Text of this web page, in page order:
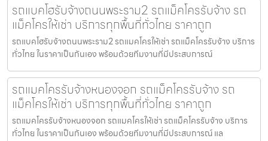
รถแบคโฮรับจ้างถนนพระราม2 รถแม็คโครรับจ้าง รถ
แม็คโครให้เช่า บริการทุกพื้นที่ทั่วไทย ราคาถูก
รถแบคโฮรับจ้างถนนพระราม2 รถแมคโครให้เช่า รถแม็คโครรับจ้าง บริการ
ทั่วไทย ในราคาเป็นกันเอง พร้อมด้วยทีมงานที่มีประสบการณ์
รถแมคโครรับจ้างหนองจอก รถแม็คโครรับจ้าง รถ
แม็คโครให้เช่า บริการทุกพื้นที่ทั่วไทย ราคาถูก
รถแมคโครรับจ้างหนองจอก รถแมคโครให้เช่า รถแม็คโครรับจ้าง บริการ
ทั่วไทย ในราคาเป็นกันเอง พร้อมด้วยทีมงานที่มีประสบการณ์ แล